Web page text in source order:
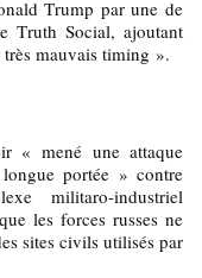
Trump par une de
Truth Social, ajoutant
très mauvais timing ».
« mené une attaque
portée » contre
militaro-industriel
les forces russes ne
sites civils utilisés par